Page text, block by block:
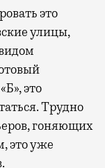
это
улицы,
это
Трудно
гоняющих
это уже